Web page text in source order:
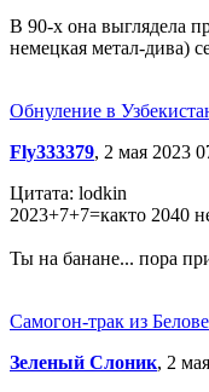
В 90-х она выглядела
немецкая метал-дива)
Обнуление в
Fly333379, 2 мая 2023
Цитата: lodkin
2023+7+7=както 2040
Ты на банане... пора
Самогон-трак из
Зеленый Слоник, 2